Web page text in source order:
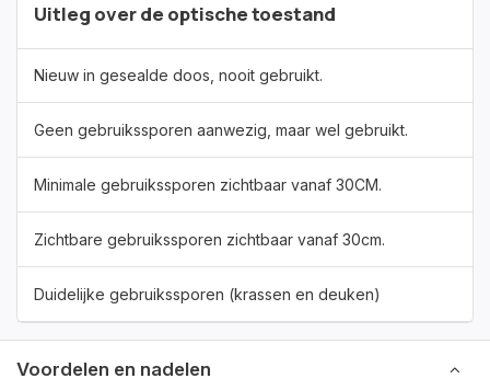
Uitleg over de optische toestand
Nieuw in gesealde doos, nooit gebruikt.
Geen gebruikssporen aanwezig, maar wel gebruikt.
Minimale gebruikssporen zichtbaar vanaf 30CM.
Zichtbare gebruikssporen zichtbaar vanaf 30cm.
Duidelijke gebruikssporen (krassen en deuken)
Voordelen en nadelen